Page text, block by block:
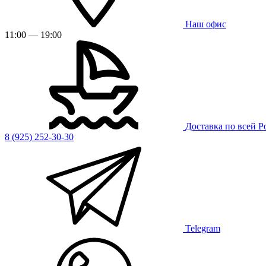
Наш офис
11:00 — 19:00
Доставка по всей
8 (925) 252-30-30
Telegram